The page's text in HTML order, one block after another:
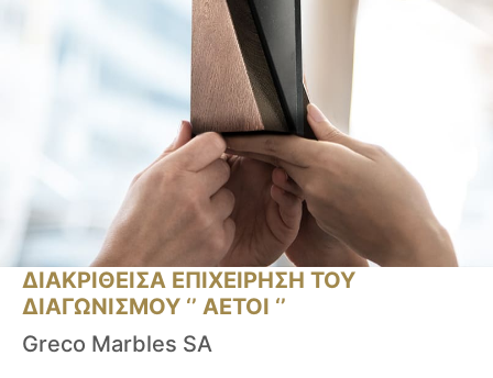
ΔΙΑΚΡΙΘΕΙΣΑ ΕΠΙΧΕΙΡΗΣΗ ΤΟΥ
ΔΙΑΓΩΝΙΣΜΟΥ ‘’ ΑΕΤΟΙ ‘’
Greco Marbles SA